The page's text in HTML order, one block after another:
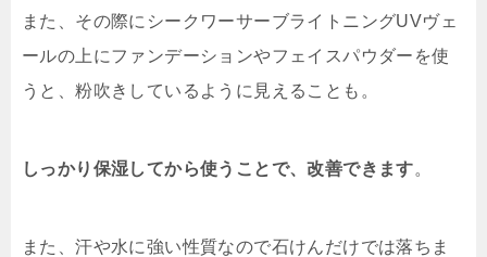
また、その際にシークワーサーブライトニングUVヴェ
ールの上にファンデーションやフェイスパウダーを使
うと、粉吹きしているように見えることも。
しっかり保湿してから使うことで、改善できます。
また、汗や水に強い性質なので石けんだけでは落ちま